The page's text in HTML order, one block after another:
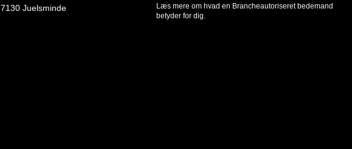
7130 Juelsminde
Læs mere om hvad en Brancheautoriseret bedemand
betyder for dig.